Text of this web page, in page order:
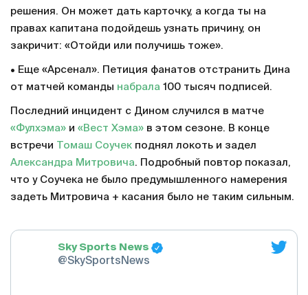
решения. Он может дать карточку, а когда ты на
правах капитана подойдешь узнать причину, он
закричит: «Отойди или получишь тоже».
• Еще «Арсенал». Петиция фанатов отстранить Дина
от матчей команды набрала 100 тысяч подписей.
Последний инцидент с Дином случился в матче
«Фулхэма» и «Вест Хэма» в этом сезоне. В конце
встречи Томаш Соучек поднял локоть и задел
Александра Митровича. Подробный повтор показал,
что у Соучека не было предумышленного намерения
задеть Митровича + касания было не таким сильным.
Sky Sports News
@SkySportsNews